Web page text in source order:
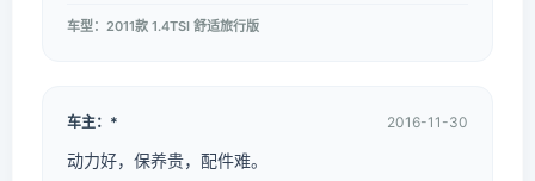
车型：2011款 1.4TSI 舒适旅行版
车主：* 2016-11-30
动力好，保养贵，配件难。